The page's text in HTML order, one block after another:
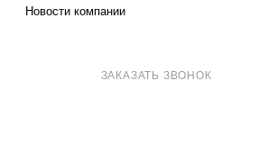
Новости компании
ЗАКАЗАТЬ ЗВОНОК